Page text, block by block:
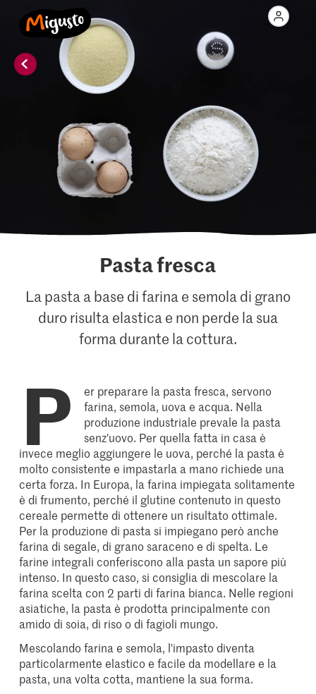
Pasta fresca
La pasta a base di farina e semola di grano
duro risulta elastica e non perde la sua
forma durante la cottura.
P
er preparare la pasta fresca, servono
farina, semola, uova e acqua. Nella
produzione industriale prevale la pasta
senz'uovo. Per quella fatta in casa è
invece meglio aggiungere le uova, perché la pasta è
molto consistente e impastarla a mano richiede una
certa forza. In Europa, la farina impiegata solitamente
è di frumento, perché il glutine contenuto in questo
cereale permette di ottenere un risultato ottimale.
Per la produzione di pasta si impiegano però anche
farina di segale, di grano saraceno e di spelta. Le
farine integrali conferiscono alla pasta un sapore più
intenso. In questo caso, si consiglia di mescolare la
farina scelta con 2 parti di farina bianca. Nelle regioni
asiatiche, la pasta è prodotta principalmente con
amido di soia, di riso o di fagioli mungo.
Mescolando farina e semola, l'impasto diventa
particolarmente elastico e facile da modellare e la
pasta, una volta cotta, mantiene la sua forma.